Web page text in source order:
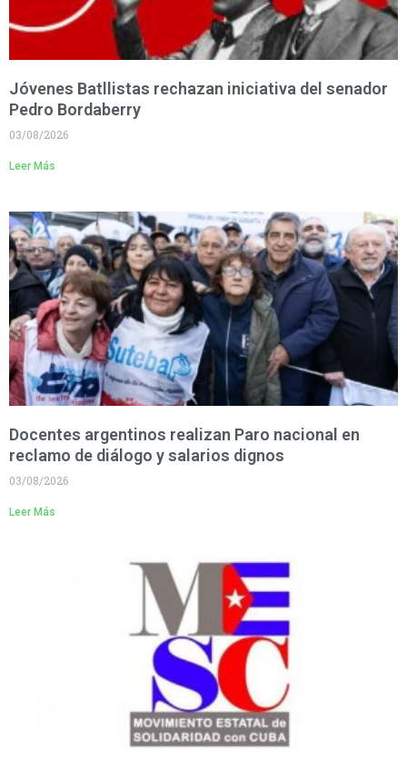
Jóvenes Batllistas rechazan iniciativa del senador
Pedro Bordaberry
03/08/2026
Leer Más
Docentes argentinos realizan Paro nacional en
reclamo de diálogo y salarios dignos
03/08/2026
Leer Más